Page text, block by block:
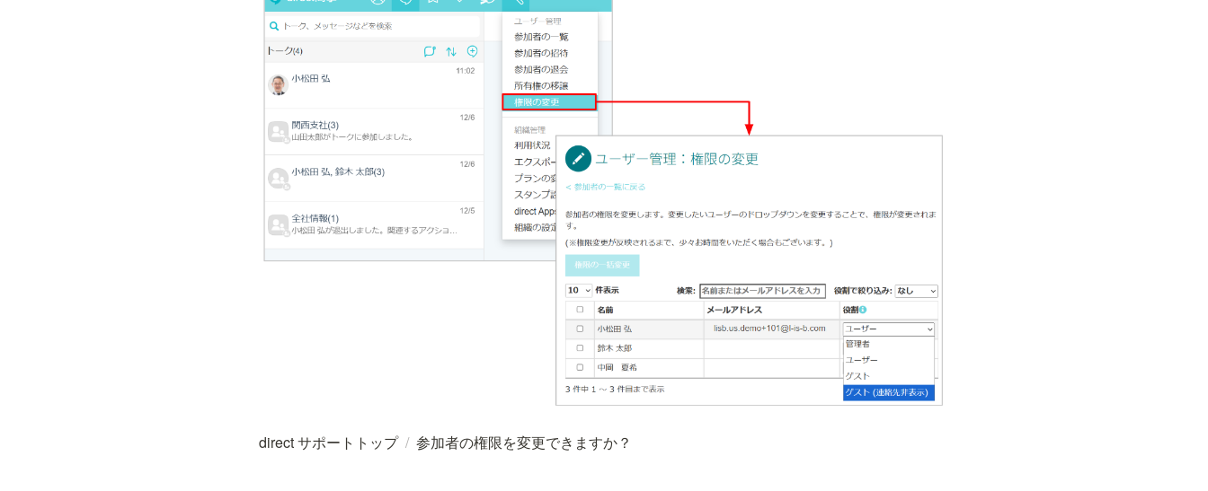
direct サポートトップ / 参加者の権限を変更できますか？